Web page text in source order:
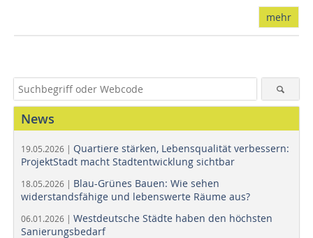
mehr
News
19.05.2026 | Quartiere stärken, Lebensqualität verbessern:
ProjektStadt macht Stadtentwicklung sichtbar
18.05.2026 | Blau-Grünes Bauen: Wie sehen
widerstandsfähige und lebenswerte Räume aus?
06.01.2026 | Westdeutsche Städte haben den höchsten
Sanierungsbedarf